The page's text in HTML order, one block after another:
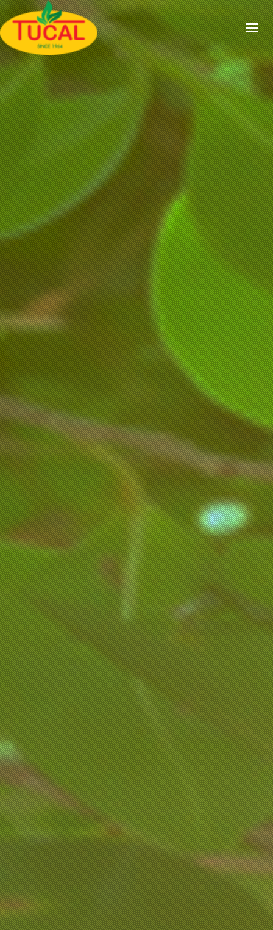
ACCUEIL
À PROPOS
GAMMES
CERTIFICATIONS
RECETTES
ACTUALITÉS
CONTACT
EN